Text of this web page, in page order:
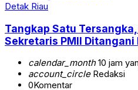
Detak Riau
Tangkap Satu
Sekretaris PMII Ditangani
calendar_month10 jam
account_circleRedaksi
0Komentar